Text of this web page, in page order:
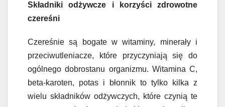
Składniki odżywcze i korzyści zdrowotne
czereśni
Czereśnie są bogate w witaminy, minerały i
przeciwutleniacze, które przyczyniają się do
ogólnego dobrostanu organizmu. Witamina C,
beta-karoten, potas i błonnik to tylko kilka z
wielu składników odżywczych, które czynią te